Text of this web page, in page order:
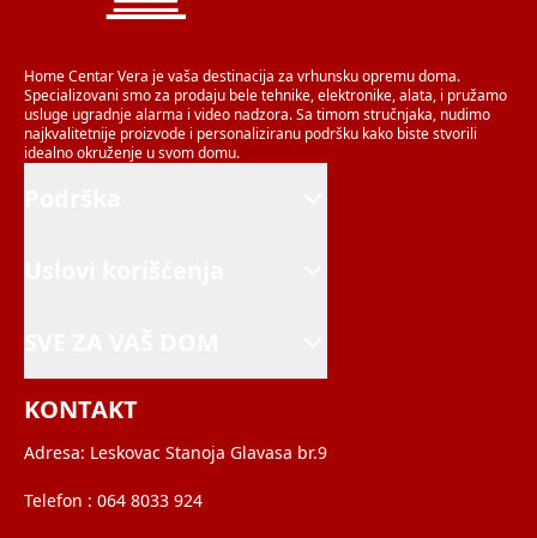
Home Centar Vera je vaša destinacija za vrhunsku opremu doma.
Specializovani smo za prodaju bele tehnike, elektronike, alata, i pružamo
usluge ugradnje alarma i video nadzora. Sa timom stručnjaka, nudimo
najkvalitetnije proizvode i personaliziranu podršku kako biste stvorili
idealno okruženje u svom domu.
KONTAKT
Adresa: Leskovac Stanoja Glavasa br.9
Telefon : 064 8033 924